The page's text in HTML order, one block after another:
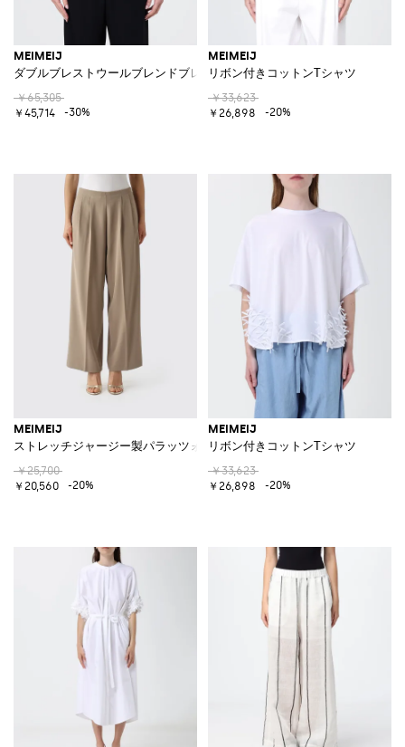
MEIMEIJ
ダブルブレストウールブレンドブレザー
￥65,305
￥45,714
-30%
MEIMEIJ
リボン付きコットンTシャツ
￥33,623
￥26,898
-20%
MEIMEIJ
ストレッチジャージー製パラッツォパンツ
￥25,700
￥20,560
-20%
MEIMEIJ
リボン付きコットンTシャツ
￥33,623
￥26,898
-20%